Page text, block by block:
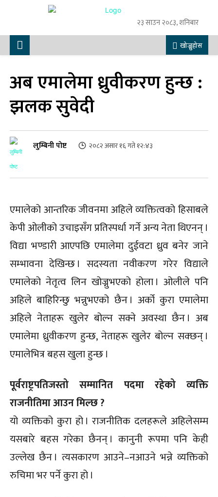
२३ साउन २०८३, शनिबार
खोज्नुहोस
अब एमालेमा ध्रुवीकरण हुन्छ :
झलक सुवेदी
लुम्बिनी पोष्ट २०८२ असार १६ गते १२:४३
एमालेको आन्तरिक जीवनमा अहिले व्यक्तित्वको हिसाबले
केपी ओलीको उचाइसँग प्रतिस्पर्धा गर्ने अन्य नेता थिएनन् ।
विद्या भण्डारी आएपछि एमालेमा दुईवटा ध्रुव बनेर जाने
सम्भावना देखिन्छ । सदस्यता नवीकरण गरेर विद्याले
एमालेको नेतृत्व लिन खोज्नुभएको होला । ओलीले पनि
अहिले बाहिरिन्छु भन्नुभएको छैन । अर्को कुरा एमालेमा
अहिले नेताहरू खुलेर बोल्न सक्ने अवस्था छैन । अब
एमालेमा ध्रुवीकरण हुन्छ, नेताहरू खुलेर बोल्न सक्छन् ।
एमालेभित्र बहस खुला हुन्छ ।
पूर्वराष्ट्रपतिजस्तो सम्मानित पदमा रहेको व्यक्ति
राजनीतिमा आउन मिल्छ ?
यो व्यक्तिको कुरा हो । राजनीतिक दलहरूले अहिलेसम्म
यसबारे बहस गरेका छैनन् । कानुनी रूपमा पनि केही
उल्लेख छैन । त्यसकारण आउने–नआउने भन्ने व्यक्तिको
रुचिमा भर पर्ने कुरा हो ।